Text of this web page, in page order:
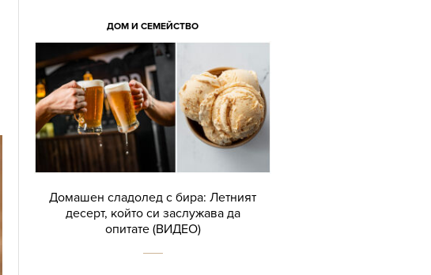
ДОМ И СЕМЕЙСТВО
Домашен сладолед с бира: Летният
десерт, който си заслужава да
опитате (ВИДЕО)